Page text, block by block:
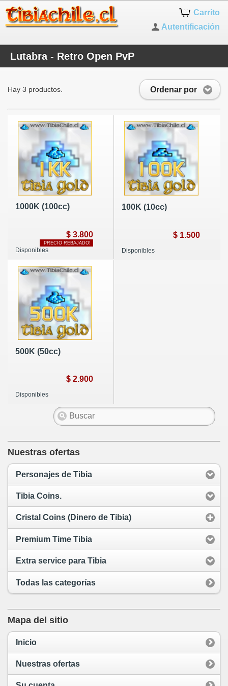
Carrito
Autentificación
Lutabra - Retro Open PvP
Ordenar por
Hay 3 productos.
1000K (100cc)
$ 3.800
¡PRECIO REBAJADO!
Disponibles
100K (10cc)
$ 1.500
Disponibles
500K (50cc)
$ 2.900
Disponibles
Nuestras ofertas
Personajes de Tibia
Tibia Coins.
Cristal Coins (Dinero de Tibia)
Premium Time Tibia
Extra service para Tibia
Todas las categorías
Mapa del sitio
Inicio
Nuestras ofertas